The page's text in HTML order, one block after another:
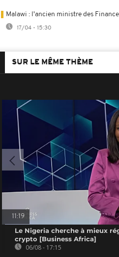
Malawi : l'ancien ministre des
17/04 - 15:30
SUR LE MÊME THÈME
11:19
Le Nigeria cherche à mieux
crypto [Business Africa]
06/08 - 17:15